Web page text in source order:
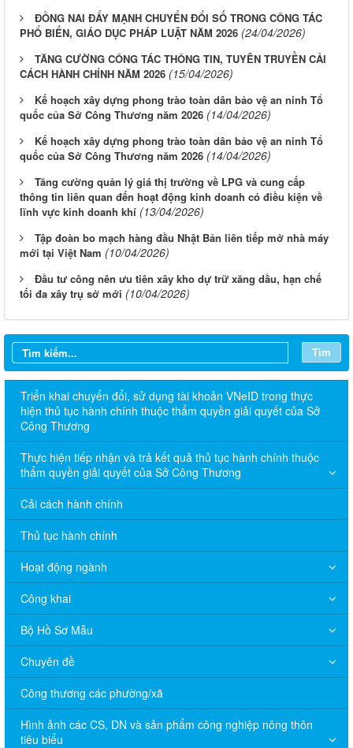
ĐỒNG NAI ĐẨY MẠNH CHUYỂN ĐỔI SỐ TRONG CÔNG TÁC
PHỔ BIẾN, GIÁO DỤC PHÁP LUẬT NĂM 2026 (24/04/2026)
TĂNG CƯỜNG CÔNG TÁC THÔNG TIN, TUYÊN TRUYỀN CẢI
CÁCH HÀNH CHÍNH NĂM 2026 (15/04/2026)
Kế hoạch xây dựng phong trào toàn dân bảo vệ an ninh Tổ
quốc của Sở Công Thương năm 2026 (14/04/2026)
Kế hoạch xây dựng phong trào toàn dân bảo vệ an ninh Tổ
quốc của Sở Công Thương năm 2026 (14/04/2026)
Tăng cường quản lý giá thị trường về LPG và cung cấp
thông tin liên quan đến hoạt động kinh doanh có điều kiện về
lĩnh vực kinh doanh khí (13/04/2026)
Tập đoàn bo mạch hàng đầu Nhật Bản liên tiếp mở nhà máy
mới tại Việt Nam (10/04/2026)
Đầu tư công nên ưu tiên xây kho dự trữ xăng dầu, hạn chế
tối đa xây trụ sở mới (10/04/2026)
Tìm
Triển khai chuyển đổi, sử dụng tài khoản VNeID trong thực
hiện thủ tục hành chính thuộc thẩm quyền giải quyết của Sở
Công Thương
Thực hiện tiếp nhận và trả kết quả thủ tục hành chính thuộc
thẩm quyền giải quyết của Sở Công Thương
Cải cách hành chính
Thủ tục hành chính
Hoạt động ngành
Công khai
Bộ Hồ Sơ Mẫu
Chuyên đề
Công thương các phường/xã
Hình ảnh các CS, DN và sản phẩm công nghiệp nông thôn
tiêu biểu